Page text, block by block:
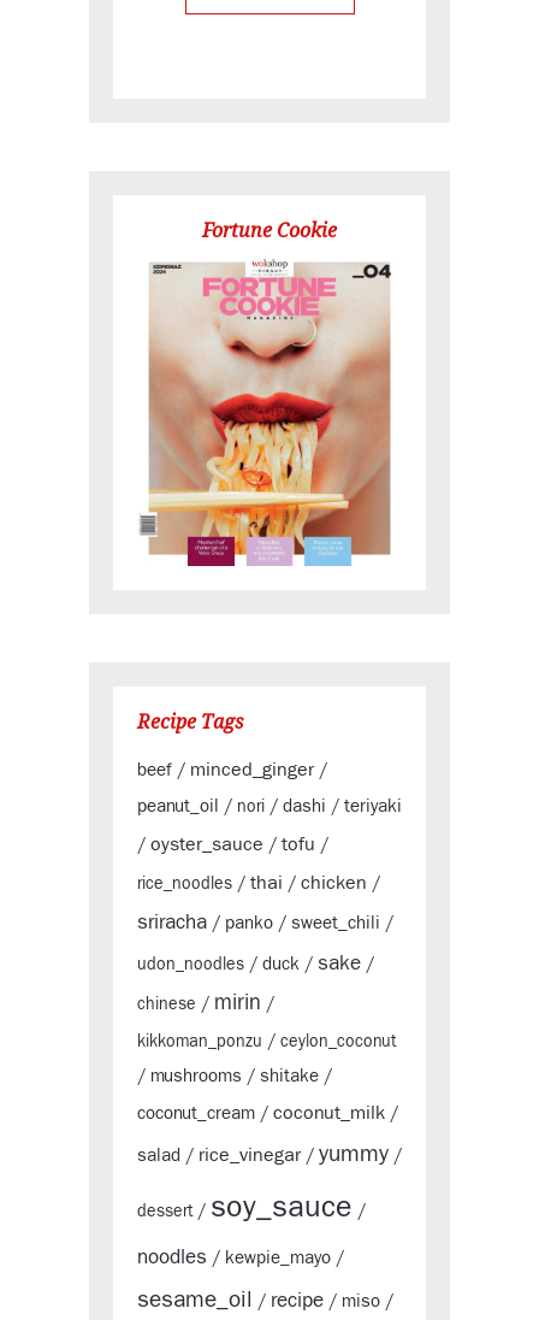
Fortune Cookie
Recipe Tags
beef / minced_ginger/
peanut_oil / nori / dashi / teriyaki
/ oyster_sauce / tofu /
rice_noodles / thai / chicken /
sriracha / panko / sweet_chili /
udon_noodles / duck / sake /
chinese / mirin /
kikkoman_ponzu / ceylon_coconut
/ mushrooms / shitake /
coconut_cream / coconut_milk /
salad / rice_vinegar/ yummy /
dessert/ soy_sauce /
noodles / kewpie_mayo /
sesame_oil / recipe / miso /